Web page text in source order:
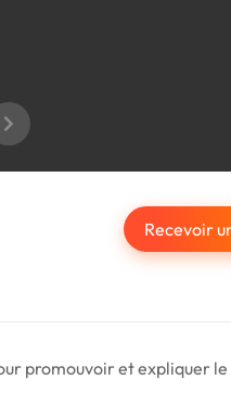
Recevoir
promouvoir et expliquer